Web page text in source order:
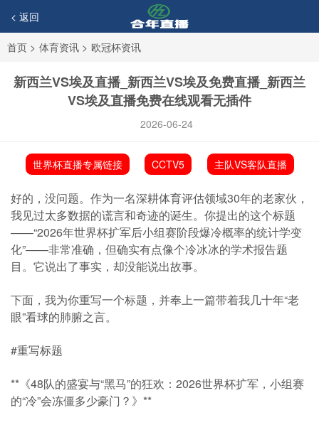
< 返回
首页 > 体育资讯 > 欧冠杯资讯
新西兰VS埃及直播_新西兰VS埃及免费直播_新西兰
VS埃及直播免费在线观看无插件
2026-06-24
世界杯直播专属链接 CCTV5 主队VS客队直播
好的，没问题。作为一名深耕体育评估领域30年的老家伙，
我见过太多数据的谎言和奇迹的诞生。你提出的这个标题
——“2026年世界杯扩军后小组赛阶段爆冷概率的统计学变
化”——非常准确，但确实有点像个冷冰冰的学术报告题
目。它说出了事实，却没能说出故事。
下面，我为你重写一个标题，并奉上一篇带着我几十年“老
眼”看球的肺腑之言。
#重写标题
**《48队的盛宴与“黑马”的狂欢：2026世界杯扩军，小组赛
的“冷”会冻僵多少豪门？》**